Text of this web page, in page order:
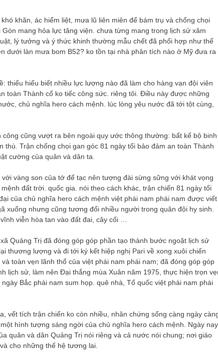
khăn, ác hiểm liệt, mưa lũ liên miên để bám trụ và chống chọi
mang hỏa lực tăng viện. chưa từng mang trong lịch sử xâm
lý tưởng và ý thức khinh thường mẫu chết đã phối hợp như thế
dưới làn mưa bom B52? ko tồn tại nhà phân tích nào ở Mỹ đưa ra
thiếu hiểu biết nhiều lực lượng nào đã làm cho hàng vạn đội viên
toàn Thành cổ ko tiếc công sức. riêng tôi. Điều này được những
chủ nghĩa hero cách mệnh. lúc lòng yêu nước đã tới tột cùng,
cũng vượt ra bên ngoài quy ước thông thường: bất kể bộ binh
Trận chống chọi gan góc 81 ngày tối bảo đảm an toàn Thành
cường của quân và dân ta.
vàng son của tớ để tạc nên tượng đài sừng sững với khát vọng
đất trời. quốc gia. nói theo cách khác, trận chiến 81 ngày tối
của chủ nghĩa hero cách mệnh việt phái nam phái nam được viết
xuống nhưng cũng tương đối nhiều người trong quân đội hy sinh.
viễn hòa tan vào đất đai, cây cối …
Quảng Trị đã đóng góp góp phần tạo thành bước ngoặt lịch sử
thương lượng và đi tới ký kết hiệp nghị Pari về xong xuôi chiến
toàn vẹn lãnh thổ của việt phái nam phái nam; đã đóng góp góp
lịch sử, làm nên Đại thắng mùa Xuân năm 1975, thực hiện trọn
Bắc phái nam sum họp. quê nhà, Tổ quốc việt phái nam phái
vết tích trận chiến ko còn nhiều, nhân chứng sống càng ngày
hình tượng sáng ngời của chủ nghĩa hero cách mệnh. Ngày nay,
quân và dân Quảng Trị nói riêng và cả nước nói chung; nơi giáo
cho những thế hệ tương lai.